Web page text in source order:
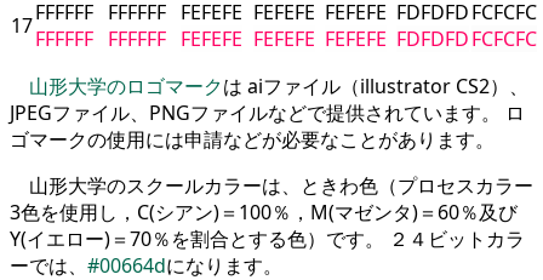
17FFFFFF
FFFFFF
FFFFFF
FFFFFF
FEFEFE
FEFEFE
FEFEFE
FEFEFE
FEFEFE
FEFEFE
FDFDFD
FDFDFD
FCFCFC
FCFCFC
山形大学のロゴマークは aiファイル（illustrator CS2）、
JPEGファイル、PNGファイルなどで提供されています。 ロ
ゴマークの使用には申請などが必要なことがあります。
山形大学のスクールカラーは、ときわ色（プロセスカラー
3色を使用し，C(シアン)＝100％，M(マゼンタ)＝60％及び
Y(イエロー)＝70％を割合とする色）です。 ２４ビットカラ
ーでは、 #00664dになります。